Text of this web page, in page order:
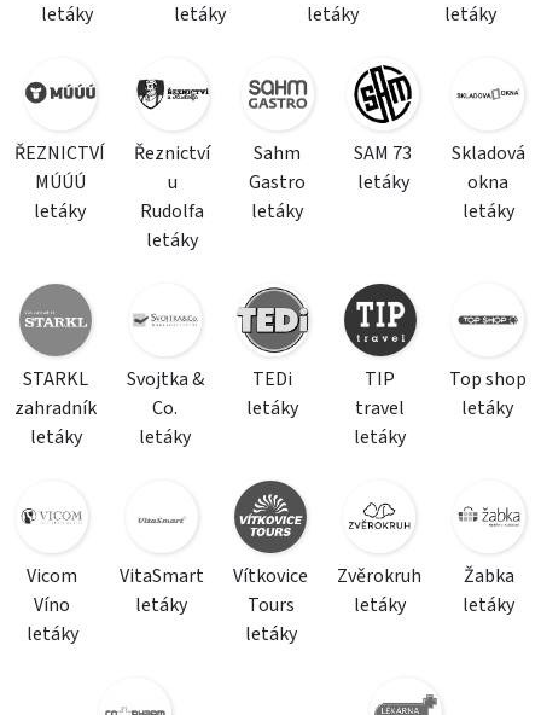
letáky
letáky
letáky
letáky
ŘEZNICTVÍ
MÚÚÚ
letáky
Řeznictví
u
Rudolfa
letáky
Sahm
Gastro
letáky
SAM 73
letáky
Skladová
okna
letáky
STARKL
zahradník
letáky
Svojtka &
Co.
letáky
TEDi
letáky
TIP
travel
letáky
Top shop
letáky
Vicom
Víno
letáky
VitaSmart
letáky
Vítkovice
Tours
letáky
Zvěrokruh
letáky
Žabka
letáky